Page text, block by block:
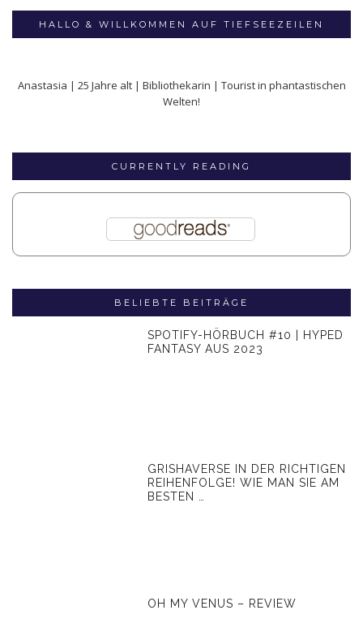
HALLO & WILLKOMMEN AUF TIEFSEEZEILEN
Anastasia | 25 Jahre alt | Bibliothekarin | Tourist in phantastischen
Welten!
CURRENTLY READING
BELIEBTE BEITRÄGE
SPOTIFY-HÖRBUCH #10 | HYPED
FANTASY AUS 2023
GRISHAVERSE IN DER RICHTIGEN
REIHENFOLGE! WIE MAN SIE AM
BESTEN …
OH MY VENUS – REVIEW